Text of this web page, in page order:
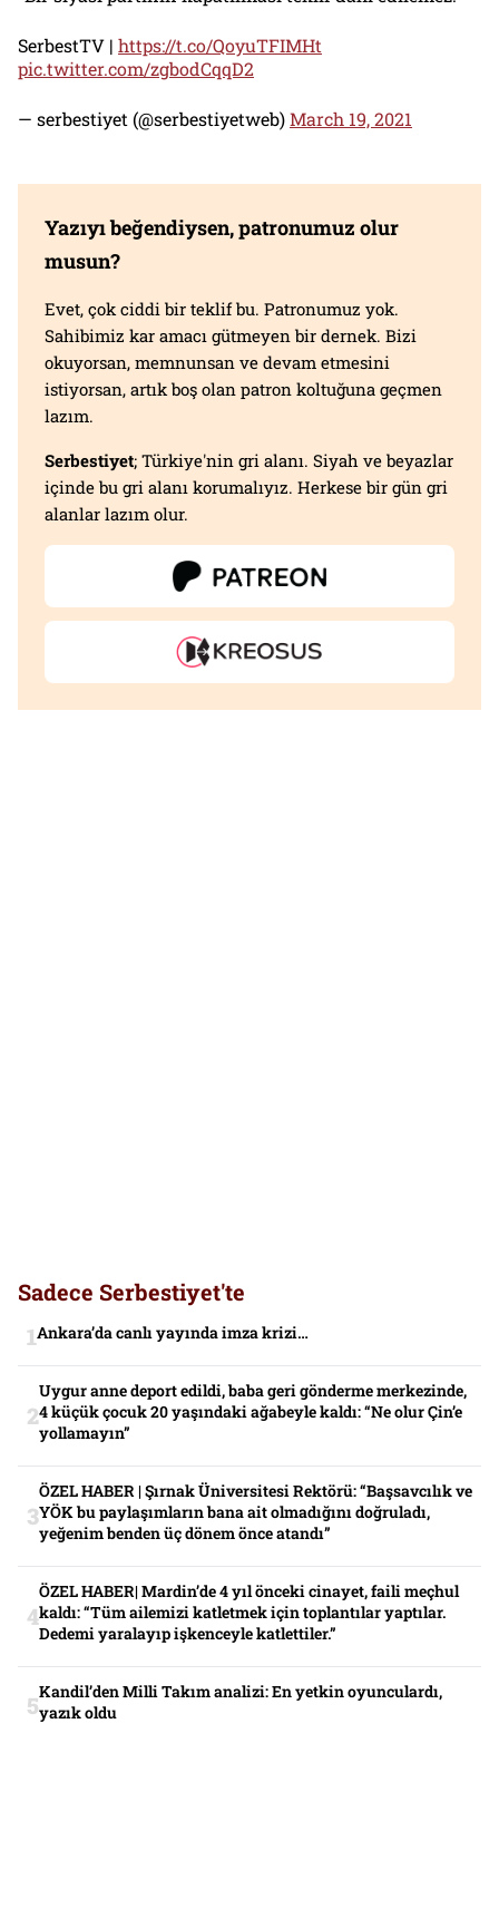
SerbestTV | https://t.co/QoyuTFIMHt
pic.twitter.com/zgbodCqqD2
— serbestiyet (@serbestiyetweb)March 19, 2021
Yazıyı beğendiysen, patronumuz olur
musun?
Evet, çok ciddi bir teklif bu. Patronumuz yok.
Sahibimiz kar amacı gütmeyen bir dernek. Bizi
okuyorsan, memnunsan ve devam etmesini
istiyorsan, artık boş olan patron koltuğuna geçmen
lazım.
Serbestiyet; Türkiye'nin gri alanı. Siyah ve beyazlar
içinde bu gri alanı korumalıyız. Herkese bir gün gri
alanlar lazım olur.
Sadece Serbestiyet'te
Ankara’da canlı yayında imza krizi…
Uygur anne deport edildi, baba geri gönderme merkezinde,
4 küçük çocuk 20 yaşındaki ağabeyle kaldı: “Ne olur Çin’e
yollamayın”
ÖZEL HABER | Şırnak Üniversitesi Rektörü: “Başsavcılık ve
YÖK bu paylaşımların bana ait olmadığını doğruladı,
yeğenim benden üç dönem önce atandı”
ÖZEL HABER| Mardin’de 4 yıl önceki cinayet, faili meçhul
kaldı: “Tüm ailemizi katletmek için toplantılar yaptılar.
Dedemi yaralayıp işkenceyle katlettiler.”
Kandil’den Milli Takım analizi: En yetkin oyunculardı,
yazık oldu